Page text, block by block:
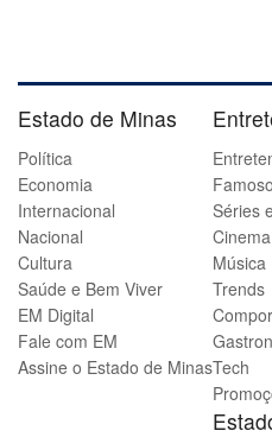
Estado de Minas
Política
Economia
Internacional
Nacional
Cultura
Saúde e Bem Viver
EM Digital
Fale com EM
Assine o Estado de Minas
Séries
Cinema
Música
Trends
Tech